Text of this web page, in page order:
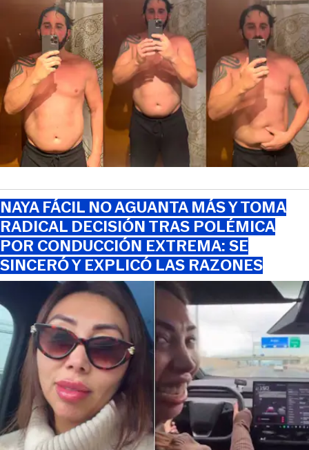
NAYA FÁCIL NO AGUANTA MÁS Y TOMA
RADICAL DECISIÓN TRAS POLÉMICA
POR CONDUCCIÓN EXTREMA: SE
SINCERÓ Y EXPLICÓ LAS RAZONES